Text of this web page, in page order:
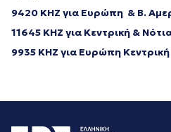
9420 ΚΗΖ για Ευρώπη & Β.
11645 KHZ για Κεντρική &
9935 KHZ για Ευρώπη